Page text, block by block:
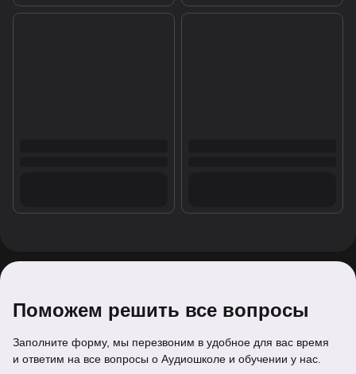
Поможем решить все вопросы
Заполните форму, мы перезвоним в удобное для вас время
и ответим на все вопросы о Аудиошколе и обучении у нас.